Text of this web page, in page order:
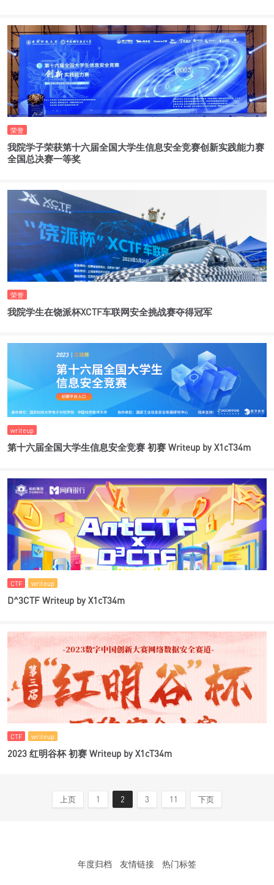
荣誉
我院学子荣获第十六届全国大学生信息安全竞赛创新实践能力赛
全国总决赛一等奖
荣誉
我院学生在饶派杯XCTF车联网安全挑战赛夺得冠军
writeup
第十六届全国大学生信息安全竞赛 初赛 Writeup by X1cT34m
CTF writeup
D^3CTF Writeup by X1cT34m
CTF writeup
2023 红明谷杯 初赛 Writeup by X1cT34m
上页 1 2 3 11 下页
年度归档 友情链接 热门标签